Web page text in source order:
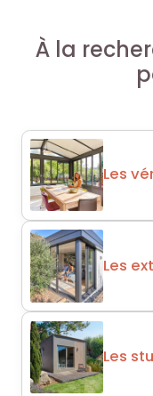
À la
Les
Les
Les